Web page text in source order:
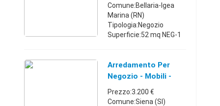
Comune:Bellaria-Igea
Marina (RN)
Tipologia:Negozio
Superficie:52 mq NEG-1
negozio con esterno
privato di circa 30 mq.
rosticceri ...
Arredamento Per
Negozio - Mobili -
Luci Con Binari
Prezzo:3.200 €
Comune:Siena (SI)